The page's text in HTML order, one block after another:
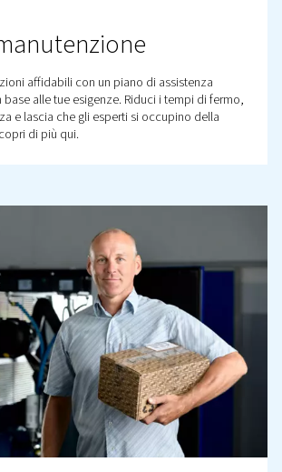
in poliammide
pneumatici
e plastica sono ideali per le
te con pochi utensili pneumatici. Il nostro
in poliammide è rapido e facile da
tubazioni in plastica è anche modulare, il
è possibile aggiungere o spostare
compressa a disposizione.